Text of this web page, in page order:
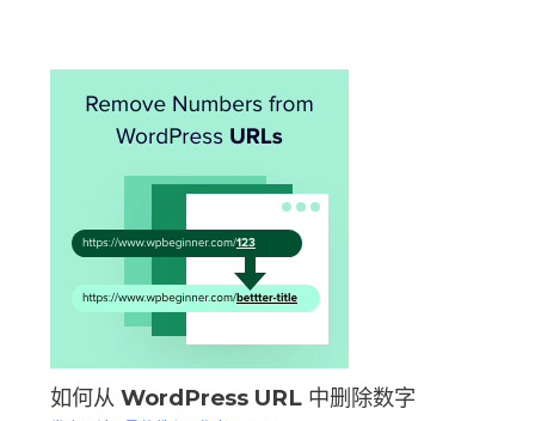
如何从 WordPress URL 中删除数字